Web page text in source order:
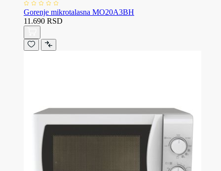
Gorenje mikrotalasna MO20A3BH
11.690 RSD